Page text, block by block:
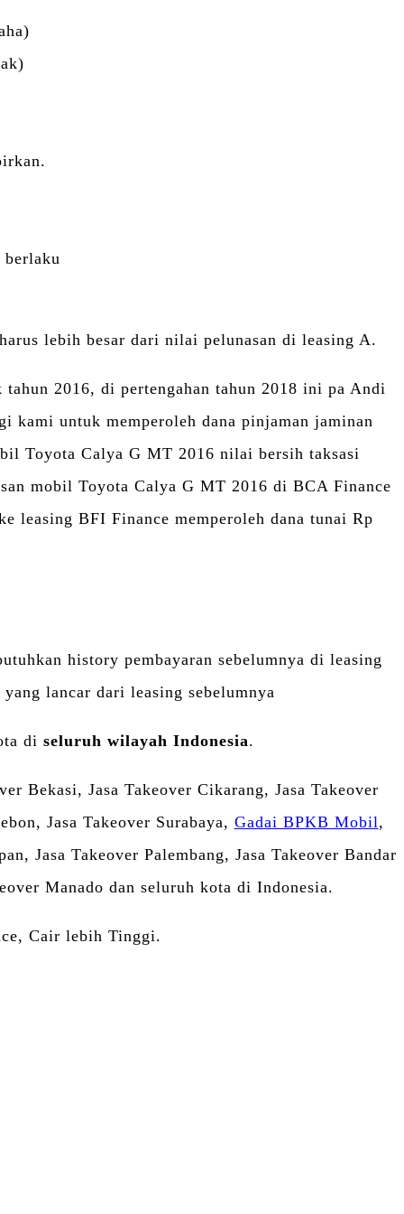
berlaku
lebih besar dari nilai pelunasan di leasing A.
2016, di pertengahan tahun 2018 ini pa Andi
kami untuk memperoleh dana pinjaman jaminan
Toyota Calya G MT 2016 nilai bersih taksasi
mobil Toyota Calya G MT 2016 di BCA Finance
leasing BFI Finance memperoleh dana tunai Rp
history pembayaran sebelumnya di leasing
lancar dari leasing sebelumnya
di seluruh wilayah Indonesia.
Bekasi, Jasa Takeover Cikarang, Jasa Takeover
Jasa Takeover Surabaya, Gadai BPKB Mobil,
Jasa Takeover Palembang, Jasa Takeover Bandar
Manado dan seluruh kota di Indonesia.
Cair lebih Tinggi.